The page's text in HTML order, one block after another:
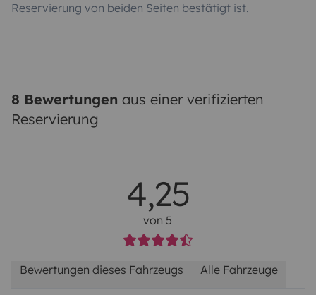
Reservierung von beiden Seiten bestätigt ist.
8 Bewertungen aus einer verifizierten
Reservierung
4,25
von 5
Bewertungen dieses Fahrzeugs Alle Fahrzeuge